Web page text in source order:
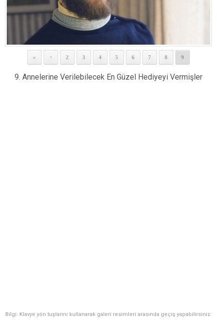
« < 2 3 4 5 6 7 8 9
9. Annelerine Verilebilecek En Güzel Hediyeyi Vermişler
Bilgi: Klavye yön tuşlarını kullanarak galeri resimleri arasında geçiş yapabilirsiniz.